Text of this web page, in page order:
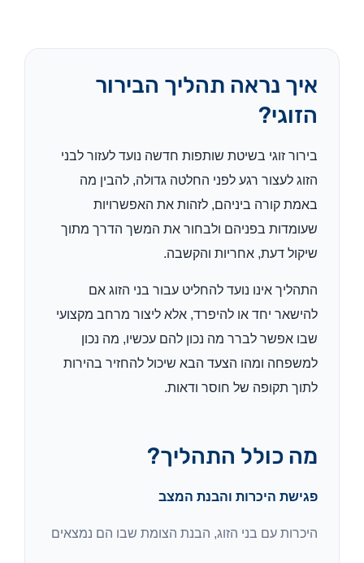
איך נראה תהליך הבירור
הזוגי?
בירור זוגי בשיטת שותפות חדשה נועד לעזור לבני
הזוג לעצור רגע לפני החלטה גדולה, להבין מה
באמת קורה ביניהם, לזהות את האפשרויות
שעומדות בפניהם ולבחור את המשך הדרך מתוך
שיקול דעת, אחריות והקשבה.
התהליך אינו נועד להחליט עבור בני הזוג אם
להישאר יחד או להיפרד, אלא ליצור מרחב מקצועי
שבו אפשר לברר מה נכון להם עכשיו, מה נכון
למשפחה ומהו הצעד הבא שיכול להחזיר בהירות
לתוך תקופה של חוסר ודאות.
מה כולל התהליך?
פגישת היכרות והבנת המצב
היכרות עם בני הזוג, הבנת הצומת שבו הם נמצאים